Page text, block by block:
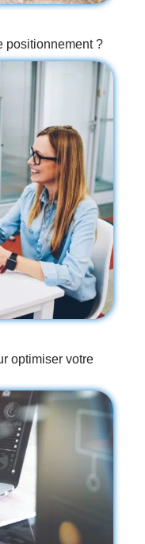
positionnement ?
optimiser votre